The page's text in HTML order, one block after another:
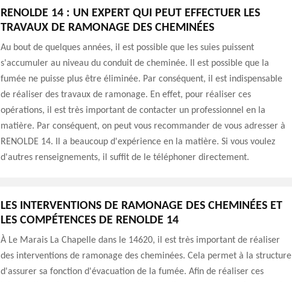
RENOLDE 14 : UN EXPERT QUI PEUT EFFECTUER LES
TRAVAUX DE RAMONAGE DES CHEMINÉES
Au bout de quelques années, il est possible que les suies puissent
s'accumuler au niveau du conduit de cheminée. Il est possible que la
fumée ne puisse plus être éliminée. Par conséquent, il est indispensable
de réaliser des travaux de ramonage. En effet, pour réaliser ces
opérations, il est très important de contacter un professionnel en la
matière. Par conséquent, on peut vous recommander de vous adresser à
RENOLDE 14. Il a beaucoup d'expérience en la matière. Si vous voulez
d'autres renseignements, il suffit de le téléphoner directement.
LES INTERVENTIONS DE RAMONAGE DES CHEMINÉES ET
LES COMPÉTENCES DE RENOLDE 14
À Le Marais La Chapelle dans le 14620, il est très important de réaliser
des interventions de ramonage des cheminées. Cela permet à la structure
d'assurer sa fonction d'évacuation de la fumée. Afin de réaliser ces